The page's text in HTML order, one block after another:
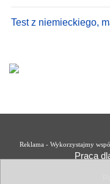
Test z niemieckiego,
Reklama - Wykorzystajmy
Praca